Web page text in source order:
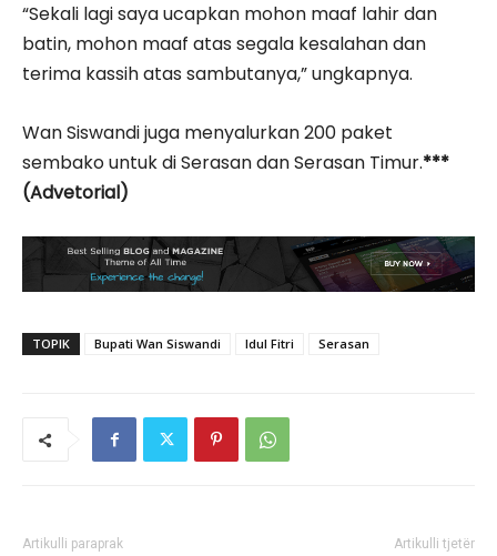
“Sekali lagi saya ucapkan mohon maaf lahir dan
batin, mohon maaf atas segala kesalahan dan
terima kassih atas sambutanya,” ungkapnya.
Wan Siswandi juga menyalurkan 200 paket
sembako untuk di Serasan dan Serasan Timur.***
(Advetorial)
TOPIK Bupati Wan Siswandi Idul Fitri Serasan
Artikulli paraprak Artikulli tjetër